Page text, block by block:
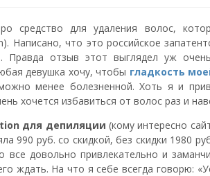
средство для удаления волос,
что это российское
Правда отзыв этот выглядел уж
девушка хочу, чтобы гладкость
менее болезненной. Хоть я и
хочется избавиться от волос раз и
для депиляции (кому интересно
990 руб. со скидкой, без скидки 1980
довольно привлекательно и
ждать. На что я себе всегда говорю: